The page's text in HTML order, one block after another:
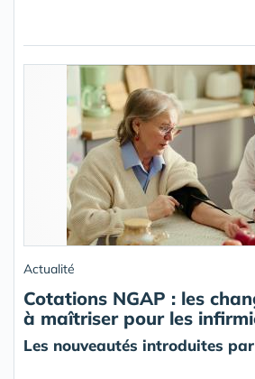
Actualité
Cotations NGAP : les
à maîtriser pour les
Les nouveautés introduites